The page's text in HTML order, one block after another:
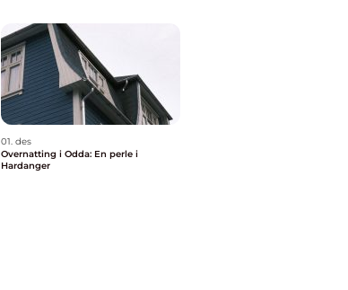
01. des
Overnatting i Odda: En perle i
Hardanger